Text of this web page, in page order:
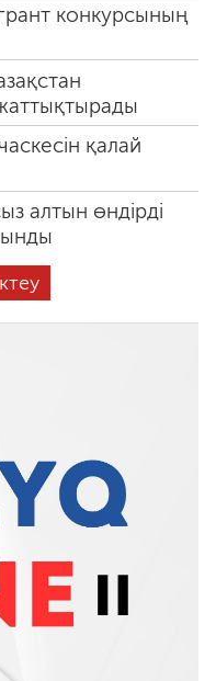
конкурсының
қалай
алтын өндірді